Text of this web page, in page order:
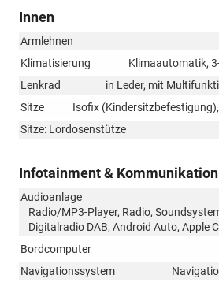
Innen
Armlehnen
Klimatisierung
Klimaautomatik,
Lenkrad
in Leder, mit
Sitze
Isofix
Sitze: Lordosenstütze
Infotainment & Kommunikation
Audioanlage
Radio/MP3-Player, Radio,
Digitalradio DAB, Android Auto, Apple
Bordcomputer
Navigationssystem